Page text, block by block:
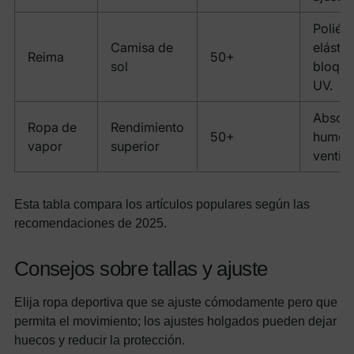
Reima
Camisa de
sol
50+
UV.
Ropa de
vapor
Rendimiento
superior
50+
Esta tabla compara los artículos populares según las
recomendaciones de 2025.
Consejos sobre tallas y ajuste
Elija ropa deportiva que se ajuste cómodamente pero que
permita el movimiento; los ajustes holgados pueden dejar
huecos y reducir la protección.